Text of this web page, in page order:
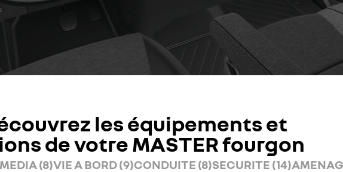
les équipements et
de votre MASTER fourgon
(8)VIE A BORD (9)CONDUITE (8)SECURITE (14)